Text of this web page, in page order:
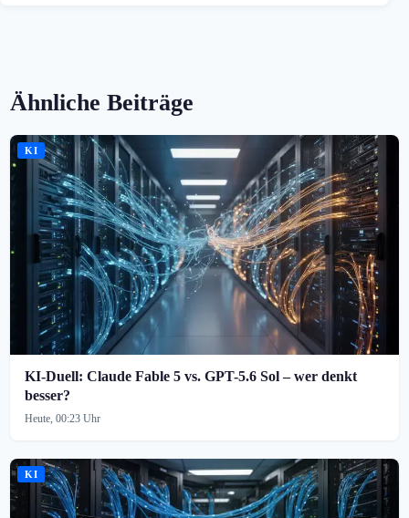
Ähnliche Beiträge
KI
KI-Duell: Claude Fable 5 vs. GPT-5.6 Sol – wer denkt
besser?
Heute, 00:23 Uhr
KI